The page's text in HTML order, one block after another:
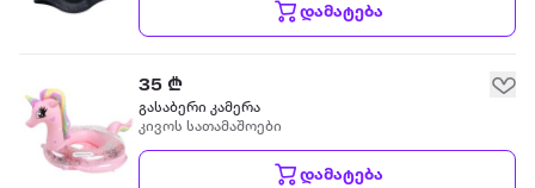
დამატება
35 ₾
გასაბერი კამერა
კივოს სათამაშოები
დამატება